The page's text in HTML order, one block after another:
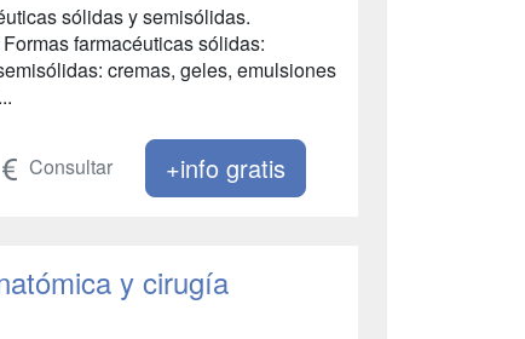
sólidas y semisólidas.
farmacéuticas sólidas:
cremas, geles, emulsiones
Consultar +info gratis
y cirugía